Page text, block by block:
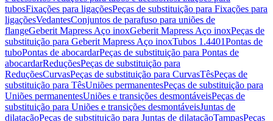
tubosFixações para ligaçõesPeças de substituição para Fixações para
ligaçõesVedantesConjuntos de parafuso para uniões de
flangeGeberit Mapress Aço inoxGeberit Mapress Aço inoxPeças de
substituição para Geberit Mapress Aço inoxTubos 1.4401Pontas de
tuboPontas de abocardarPeças de substituição para Pontas de
abocardarReduçõesPeças de substituição para
ReduçõesCurvasPeças de substituição para CurvasTêsPeças de
substituição para TêsUniões permanentesPeças de substituição para
Uniões permanentesUniões e transições desmontáveisPeças de
substituição para Uniões e transições desmontáveisJuntas de
dilataçãoPeças de substituição para Juntas de dilataçãoTampasPeças